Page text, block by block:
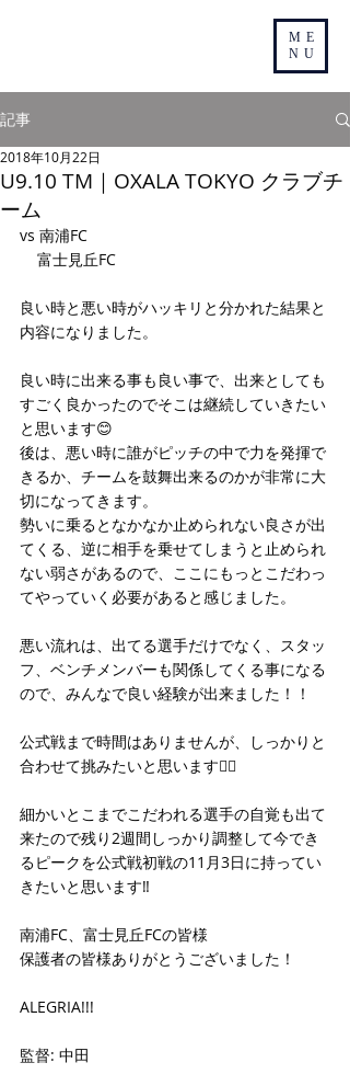
ME
NU
記事
U9.10 TM｜OXALA TOKYO クラブチ
ーム
2018年10月22日
vs 南浦FC
    富士見丘FC
良い時と悪い時がハッキリと分かれた結果と
内容になりました。
良い時に出来る事も良い事で、出来としても
すごく良かったのでそこは継続していきたい
と思います😊
後は、悪い時に誰がピッチの中で力を発揮で
きるか、チームを鼓舞出来るのかが非常に大
切になってきます。
勢いに乗るとなかなか止められない良さが出
てくる、逆に相手を乗せてしまうと止められ
ない弱さがあるので、ここにもっとこだわっ
てやっていく必要があると感じました。
悪い流れは、出てる選手だけでなく、スタッ
フ、ベンチメンバーも関係してくる事になる
ので、みんなで良い経験が出来ました！！
公式戦まで時間はありませんが、しっかりと
合わせて挑みたいと思います👍🏻
細かいとこまでこだわれる選手の自覚も出て
来たので残り2週間しっかり調整して今でき
るピークを公式戦初戦の11月3日に持ってい
きたいと思います‼️
南浦FC、富士見丘FCの皆様
保護者の皆様ありがとうございました！
ALEGRIA!!!
監督: 中田